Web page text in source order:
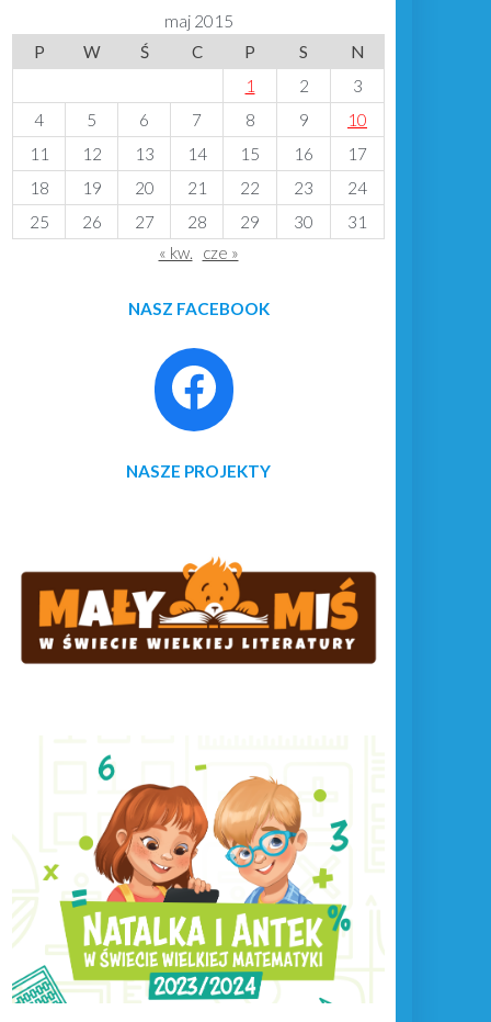
maj 2015
P
W Ś C P S
N
1
2
3
4
5 6 7 8 9
10
11
12 13 14 15 16
17
18
19 20 21 22 23
24
25
26 27 28 29 30
31
« kw.
cze »
NASZ FACEBOOK
NASZE PROJEKTY